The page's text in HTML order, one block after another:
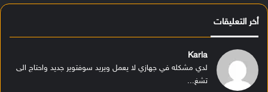
أخر التعليقات
Karla
لدي مشكله في جهازي لا يعمل ويريد سوفتوير جديد واحتاج الى
تشغ...